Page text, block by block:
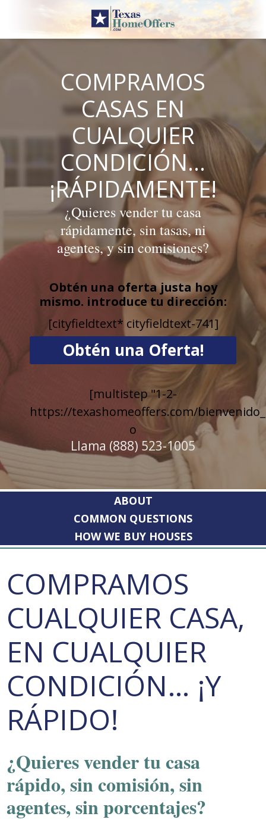
content
COMPRAMOS
CASAS EN
CUALQUIER
CONDICIÓN…
¡RÁPIDAMENTE!
¿Quieres vender tu casa
rápidamente, sin tasas, ni
agentes, y sin comisiones?
Obtén una oferta justa hoy
mismo. introduce tu dirección:
[cityfieldtext* cityfieldtext-741]
[multistep "1-2-
https://texashomeoffers.com/
o
Llama (888) 523-1005
ABOUT
COMMON QUESTIONS
HOW WE BUY HOUSES
COMPRAMOS
CUALQUIER CASA,
EN CUALQUIER
CONDICIÓN… ¡Y
RÁPIDO!
¿Quieres vender tu casa
rápido, sin comisión, sin
agentes, sin porcentajes?